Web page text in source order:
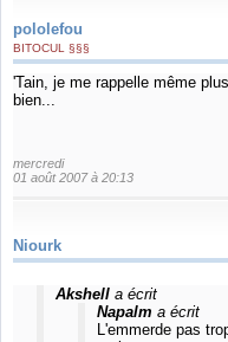
pololefou
BITOCUL §§§
'Tain, je me rappelle même
bien...
mercredi
01 août 2007 à 20:13
Niourk
Akshella écrit
Napalm a écrit
L'emmerde pas